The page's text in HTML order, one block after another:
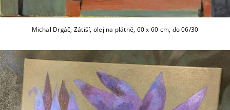
Michal Drgáč, Zátiší, olej na plátně, 60 x 60 cm, do 06/30